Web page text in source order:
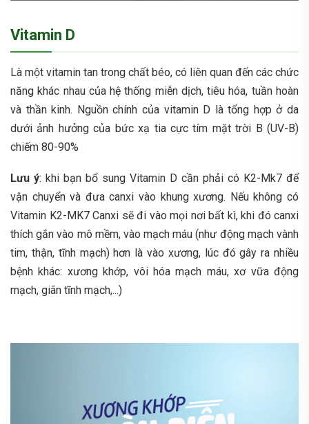
Vitamin D
Là một vitamin tan trong chất béo, có liên quan đến các chức
năng khác nhau của hệ thống miễn dịch, tiêu hóa, tuần hoàn
và thần kinh. Nguồn chính của vitamin D là tổng hợp ở da
dưới ảnh hưởng của bức xạ tia cực tím mặt trời B (UV-B)
chiếm 80-90%
Lưu ý: khi bạn bổ sung Vitamin D cần phải có K2-Mk7 để
vận chuyển và đưa canxi vào khung xương. Nếu không có
Vitamin K2-MK7 Canxi sẽ đi vào mọi nơi bất kì, khi đó canxi
thích gắn vào mô mềm, vào mạch máu (như động mạch vành
tim, thận, tĩnh mạch) hơn là vào xương, lúc đó gây ra nhiều
bệnh khác: xương khớp, vôi hóa mạch máu, xơ vữa động
mạch, giãn tĩnh mạch,...)